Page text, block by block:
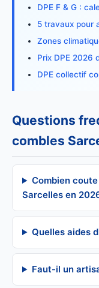
DPE F & G :
5 travaux pour
Zones
Prix DPE 2026
DPE collectif
Questions
combles
Combien
Sarcelles en
Quelles aides
Faut-il un